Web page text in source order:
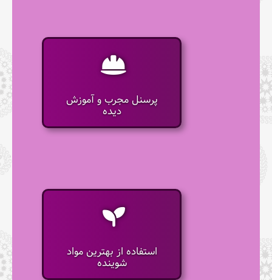
پرسنل مجرب و آموزش
دیده
استفاده از بهترین مواد
شوینده